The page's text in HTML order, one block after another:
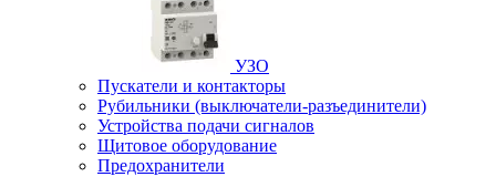
УЗО
Пускатели и контакторы
Рубильники (выключатели-разъединители)
Устройства подачи сигналов
Щитовое оборудование
Предохранители